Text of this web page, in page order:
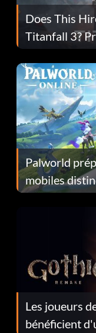
Does This
Titanfall 3?
Fans Are
Palworld
mobiles
Les joueurs
bénéficient